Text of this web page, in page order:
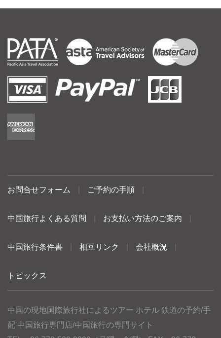
お問合せフォーム ご予約の手順
中国旅行よくある質問 お支払い方法のご案内
中国旅行条件書 相互リンク 会社概況
トピックス
中国の現地国際旅行社によるツアー ホテル 鉄道の予約/手
配 中国旅行専門店/中国旅行の専門サイト